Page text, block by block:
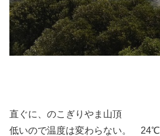
直ぐに、のこぎりやま山頂
低いので温度は変わらない。 24℃